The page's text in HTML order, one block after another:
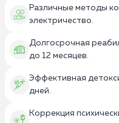
Различные методы
электричество.
Долгосрочная
до 12 месяцев.
Эффективная
дней.
Коррекция